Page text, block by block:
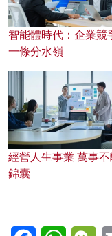
智能體時代：企業競
一條分水嶺
經營人生事業 萬事
錦囊
Facebook